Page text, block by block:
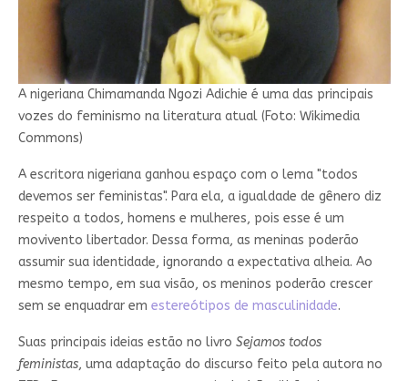
A nigeriana Chimamanda Ngozi Adichie é uma das principais
vozes do feminismo na literatura atual (Foto: Wikimedia
Commons)
A escritora nigeriana ganhou espaço com o lema "todos
devemos ser feministas". Para ela, a igualdade de gênero diz
respeito a todos, homens e mulheres, pois esse é um
movivento libertador. Dessa forma, as meninas poderão
assumir sua identidade, ignorando a expectativa alheia. Ao
mesmo tempo, em sua visão, os meninos poderão crescer
sem se enquadrar em estereótipos de masculinidade.
Suas principais ideias estão no livro Sejamos todos
feministas, uma adaptação do discurso feito pela autora no